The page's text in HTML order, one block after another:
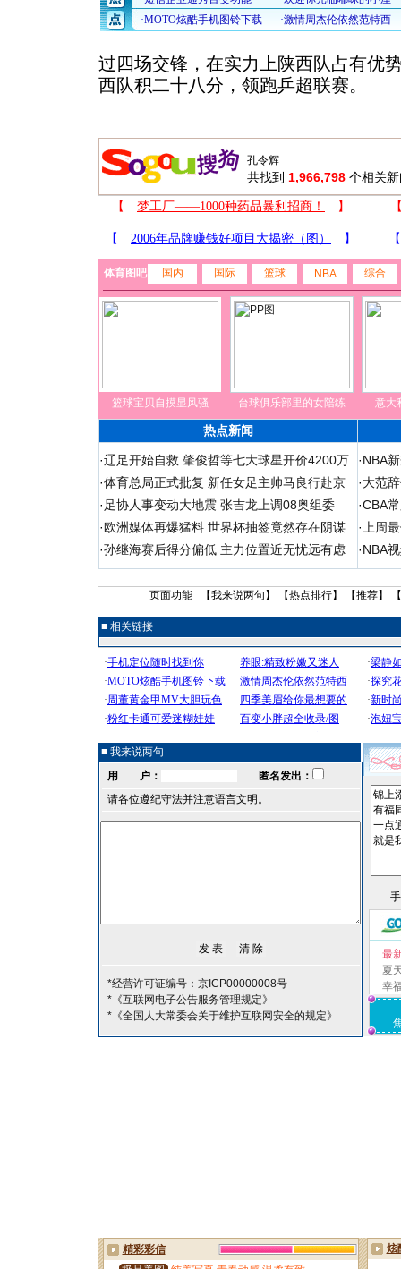
过四场交锋，在实力上陕西队占有优
西队积二十八分，领跑乒超联赛。
共找到 1,966,798 个相关
体育图吧 国内 国际 篮球 NBA 综合
篮球宝贝自摸显风骚 台球俱乐部里的女陪练 意大
热点新闻
·辽足开始自救 肇俊哲等七大球星开价4200万
·体育总局正式批复 新任女足主帅马良行赴京
· 足协人事变动大地震 张吉龙上调08奥组委
·欧洲媒体再爆猛料 世界杯抽签竟然存在阴谋
·孙继海赛后得分偏低 主力位置近无忧远有虑
·NBA
·大范
·CBA
· 上周
·NBA
页面功能 【我来说两句 】 【热点排行】 【推荐】
■ 相关链接
■ 我来说两句
用 户：
匿名发出：
请各位遵纪守法并注意语言文明。
*经营许可证编号：京ICP00000008号
*《互联网电子公告服务管理规定》
*《全国人大常委会关于维护互联网安全的规定》
最
夏
幸